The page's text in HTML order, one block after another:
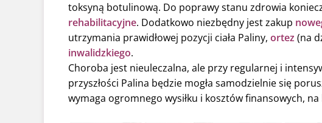
toksyną botulinową. Do poprawy stanu zdrowia
rehabilitacyjne. Dodatkowo niezbędny jest zakup
utrzymania prawidłowej pozycji ciała Paliny, ortez (na
inwalidzkiego.
Choroba jest nieuleczalna, ale przy regularnej i
przyszłości Palina będzie mogła samodzielnie się
wymaga ogromnego wysiłku i kosztów finansowych,